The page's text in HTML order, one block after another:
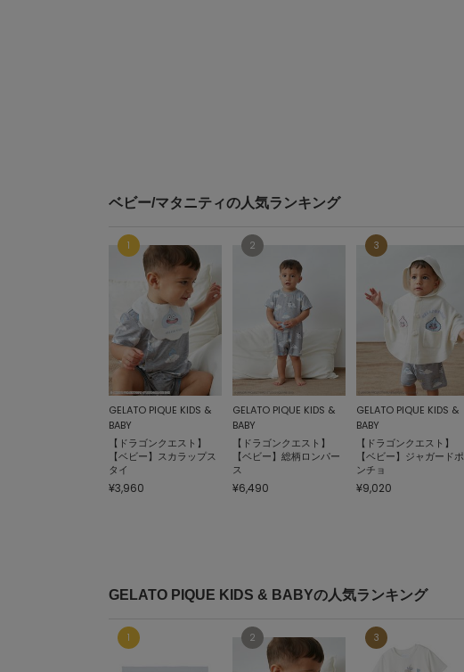
ベビー/マタニティの人気ランキング
GELATO PIQUE KIDS &
BABY
【ドラゴンクエスト】
【ベビー】スカラップス
タイ
¥3,960
GELATO PIQUE KIDS &
BABY
【ドラゴンクエスト】
【ベビー】総柄ロンパー
ス
¥6,490
GELATO PIQUE KIDS &
BABY
【ドラゴンクエスト】
【ベビー】ジャガードポ
ンチョ
¥9,020
GELATO PIQUE KIDS & BABYの人気ランキング